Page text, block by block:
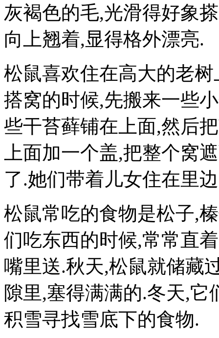
灰褐色的毛,光滑得好象
向上翘着,显得格外漂亮.
松鼠喜欢住在高大的老
搭窝的时候,先搬来一些
些干苔藓铺在上面,然后
上面加一个盖,把整个窝
了.她们带着儿女住在里
松鼠常吃的食物是松子,
们吃东西的时候,常常直
嘴里送.秋天,松鼠就储藏
隙里,塞得满满的.冬天,
积雪寻找雪底下的食物.